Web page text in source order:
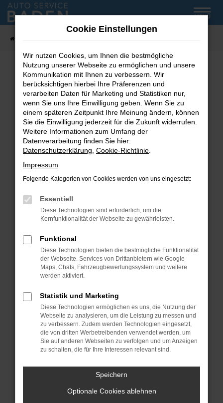
Zum
Hauptinhalt
MENÜ
Fehler: Network Error
Beim Laden ist ein Fehler aufgetreten.
Hier sind ein paar Tipps, die dir helfen können:
Überprüfe deine Firewall und deine
Internetverbindung.
Laden andere Webseiten, zum Beispiel deine
Suchmaschine?
Prüfe deine Browsererweiterungen.
können das Laden bestimmter Seiten
verhindern. Funktioniert die Seite in einem
Fenster?
Starte dein Gerät neu.
Das kann manchmal helfen, vorübergehende
Probleme zu beheben.
Betriebssystem auf dem neuesten Stand
sind.
Veraltete Software birgt nicht nur ein
Sicherheitsrisiko, sondern kann auch dazu
führen, dass bestimmte Funktionen nicht mehr
unterstützt werden.
Wende dich an den Webseitenbetreiber.
Wenn du alle oben genannten Schritte versucht
hast, kontaktiere uns bitte. Wir werden
Cookie Einstellungen
Wir nutzen Cookies, um Ihnen die bestmögliche
Nutzung unserer Webseite zu ermöglichen und unsere
Kommunikation mit Ihnen zu verbessern. Wir
berücksichtigen hierbei Ihre Präferenzen und
verarbeiten Daten für Marketing und Statistiken nur,
wenn Sie uns Ihre Einwilligung geben. Wenn Sie zu
einem späteren Zeitpunkt Ihre Meinung ändern, können
Sie die Einwilligung jederzeit für die Zukunft widerrufen.
Weitere Informationen zum Umfang der
Datenverarbeitung finden Sie hier:
Datenschutzerklärung Cookie-Richtlinie
Impressum
Folgende Kategorien von Cookies werden von uns eingesetzt:
Essentiell
Diese Technologien sind erforderlich, um die
Kernfunktionalität der Webseite zu gewährleisten.
Funktional
Diese Technologien bieten die bestmögliche Funktionalität
der Webseite. Services von Drittanbietern wie Google
Maps, Chats, Fahrzeugbewertungssystem und weitere
werden aktiviert.
Statistik und Marketing
Diese Technologien ermöglichen es uns, die Nutzung der
Webseite zu analysieren, um die Leistung zu messen und
zu verbessern. Zudem werden Technologien eingesetzt,
die von dritten Werbetreibenden verwendet werden, um
Sie auf anderen Webseiten zu verfolgen und um Anzeigen
zu schalten, die für Ihre Interessen relevant sind.
Speichern
Optionale Cookies ablehnen